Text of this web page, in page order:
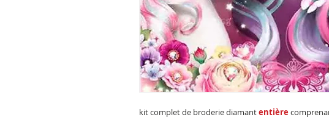
kit complet de broderie diamantentière